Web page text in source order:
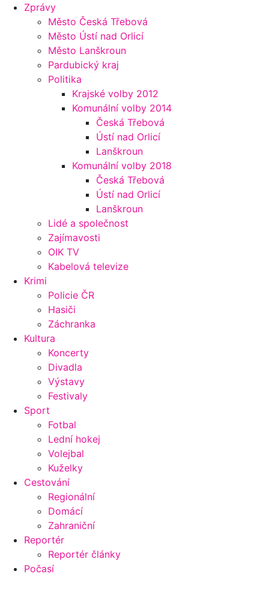
Zprávy
Město Česká Třebová
Město Ústí nad Orlicí
Město Lanškroun
Pardubický kraj
Politika
Krajské volby 2012
Komunální volby 2014
Česká Třebová
Ústí nad Orlicí
Lanškroun
Komunální volby 2018
Česká Třebová
Ústí nad Orlicí
Lanškroun
Lidé a společnost
Zajímavosti
OIK TV
Kabelová televize
Krimi
Policie ČR
Hasiči
Záchranka
Kultura
Koncerty
Divadla
Výstavy
Festivaly
Sport
Fotbal
Lední hokej
Volejbal
Kuželky
Cestování
Regionální
Domácí
Zahraniční
Reportér
Reportér články
Počasí